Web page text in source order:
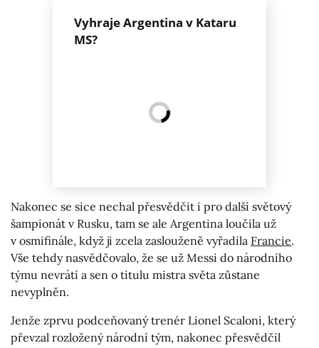
Vyhraje Argentina v Kataru
MS?
Nakonec se sice nechal přesvědčit i pro další světový
šampionát v Rusku, tam se ale Argentina loučila už
v osmifinále, když ji zcela zaslouženě vyřadila Francie.
Vše tehdy nasvědčovalo, že se už Messi do národního
týmu nevrátí a sen o titulu mistra světa zůstane
nevyplněn.
Jenže zprvu podceňovaný trenér Lionel Scaloni, který
převzal rozložený národní tým, nakonec přesvědčil